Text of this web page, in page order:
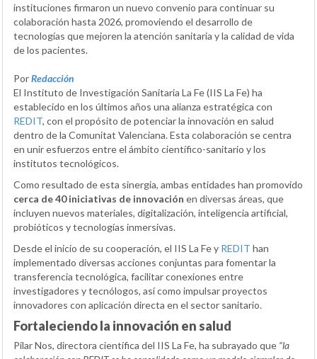
instituciones firmaron un nuevo convenio para continuar su
colaboración hasta 2026, promoviendo el desarrollo de
tecnologías que mejoren la atención sanitaria y la calidad de vida
de los pacientes.
PorRedacción
El Instituto de Investigación Sanitaria La Fe (IIS La Fe) ha
establecido en los últimos años una alianza estratégica con
REDIT, con el propósito de potenciar la innovación en salud
dentro de la Comunitat Valenciana. Esta colaboración se centra
en unir esfuerzos entre el ámbito científico-sanitario y los
institutos tecnológicos.
Como resultado de esta sinergia, ambas entidades han promovido
cerca de 40 iniciativas de innovación en diversas áreas, que
incluyen nuevos materiales, digitalización, inteligencia artificial,
probióticos y tecnologías inmersivas.
Desde el inicio de su cooperación, el IIS La Fe y REDIT han
implementado diversas acciones conjuntas para fomentar la
transferencia tecnológica, facilitar conexiones entre
investigadores y tecnólogos, así como impulsar proyectos
innovadores con aplicación directa en el sector sanitario.
Fortaleciendo la innovación en salud
Pilar Nos, directora científica del IIS La Fe, ha subrayado que “la